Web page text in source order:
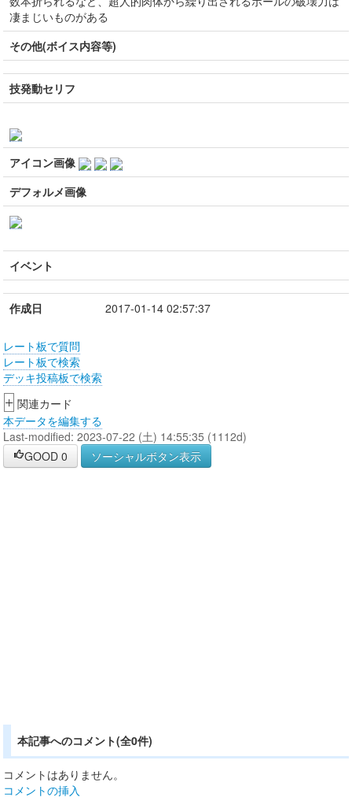
凄まじいものがある
その他(ボイス内容等)
技発動セリフ
アイコン画像
デフォルメ画像
イベント
作成日 2017-01-14 02:57:37
レート板で質問
レート板で検索
デッキ投稿板で検索
+ 関連カード
本データを編集する
Last-modified: 2023-07-22 (土) 14:55:35 (1112d)
GOOD 0 ソーシャルボタン表示
本記事へのコメント(全0件)
コメントはありません。
コメントの挿入